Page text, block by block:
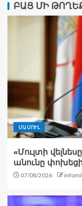
ԲԱՑ ՄԻ
ՄԱՄՈՒԼ
«Մուլտի
անունը
07/08/2026